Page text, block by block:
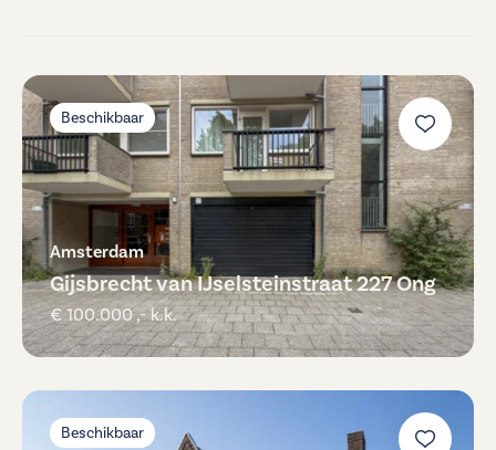
Beschikbaar
Amsterdam
Gijsbrecht van IJselsteinstraat 227 Ong
€ 100.000 ,- k.k.
Beschikbaar